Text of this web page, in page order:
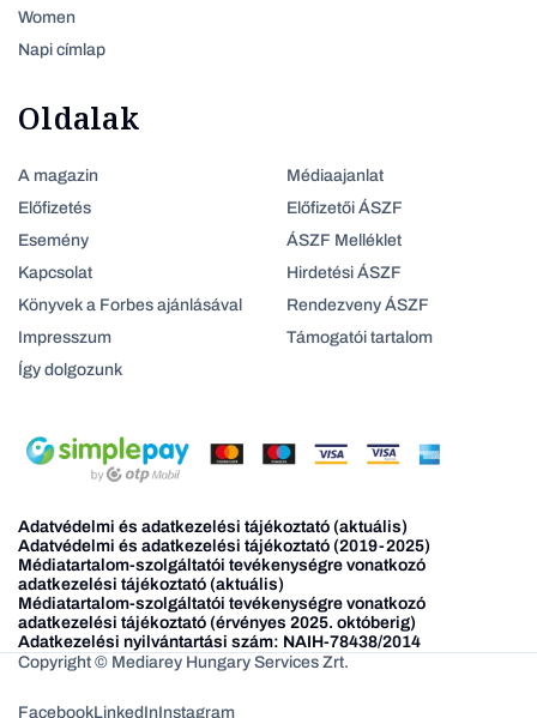
Women
Napi címlap
Oldalak
A magazin
Előfizetés
Esemény
Kapcsolat
Könyvek a Forbes ajánlásával
Impresszum
Így dolgozunk
Médiaajanlat
Előfizetői ÁSZF
ÁSZF Melléklet
Hirdetési ÁSZF
Rendezveny ÁSZF
Támogatói tartalom
Adatvédelmi és adatkezelési tájékoztató (aktuális)
Adatvédelmi és adatkezelési tájékoztató (2019-2025)
Médiatartalom-szolgáltatói tevékenységre vonatkozó
adatkezelési tájékoztató (aktuális)
Médiatartalom-szolgáltatói tevékenységre vonatkozó
adatkezelési tájékoztató (érvényes 2025. októberig)
Adatkezelési nyilvántartási szám: NAIH-78438/2014
Copyright © Mediarey Hungary Services Zrt.
FacebookLinkedInInstagram